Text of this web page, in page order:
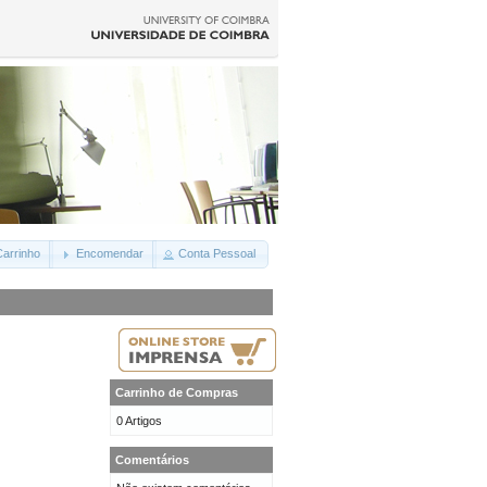
Encomendar Conta Pessoal
Carrinho de Compras
0 Artigos
Comentários